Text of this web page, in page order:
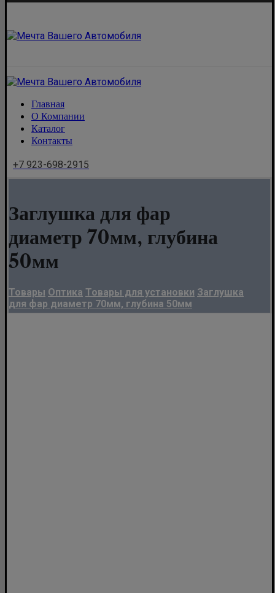
Главная
О Компании
Каталог
Контакты
+7 923-698-2915
Заглушка для фар
диаметр 70мм, глубина
50мм
Товары Оптика Товары для установки Заглушка
для фар диаметр 70мм, глубина 50мм